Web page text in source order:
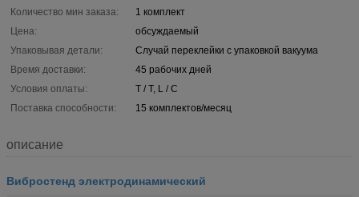
Количество мин заказа:
1 комплект
Цена:
обсуждаемый
Упаковывая детали:
Случай переклейки с упаковкой вакуума
Время доставки:
45 рабочих дней
Условия оплаты:
T / T, L / C
Поставка способности:
15 комплектов/месяц
описание
Вибростенд электродинамический